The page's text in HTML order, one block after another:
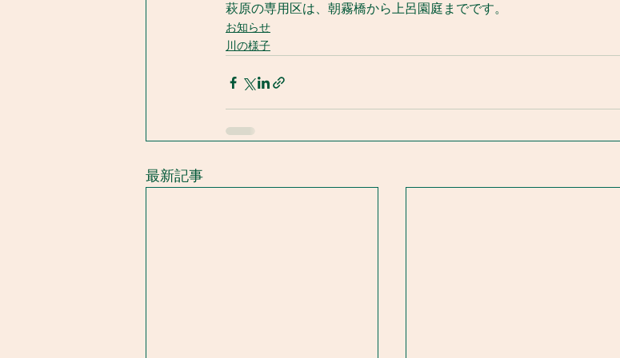
萩原の専用区は、朝霧橋から上呂園庭までです。
お知らせ
川の様子
最新記事